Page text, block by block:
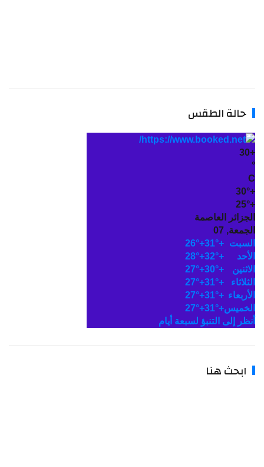
حالة الطقس
30
30°
25°
العاصمة
07
+
31°
+
26°
32°
+
28°
+
30°
+
27°
+
31°
+
27°
+
31°
+
27°
+
31°
+
27°
إلى التنبؤ لسبعة أيام
ابحث هنا